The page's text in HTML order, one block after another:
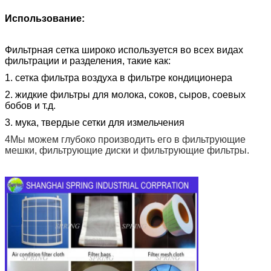
Использование:
Фильтрная сетка широко используется во всех видах
фильтрации и разделения, такие как:
1. сетка фильтра воздуха в фильтре кондиционера
2. жидкие фильтры для молока, соков, сыров, соевых
бобов и т.д.
3. мука, твердые сетки для измельчения
4Мы можем глубоко производить его в фильтрующие
мешки, фильтрующие диски и фильтрующие фильтры.